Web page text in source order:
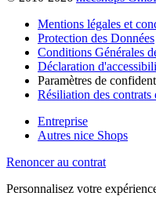
Mentions légales et
Protection des Données
Conditions Générales
Déclaration
Paramètres de
Résiliation des contrats
Entreprise
Autres nice Shops
Renoncer au contrat
Personnalisez votre